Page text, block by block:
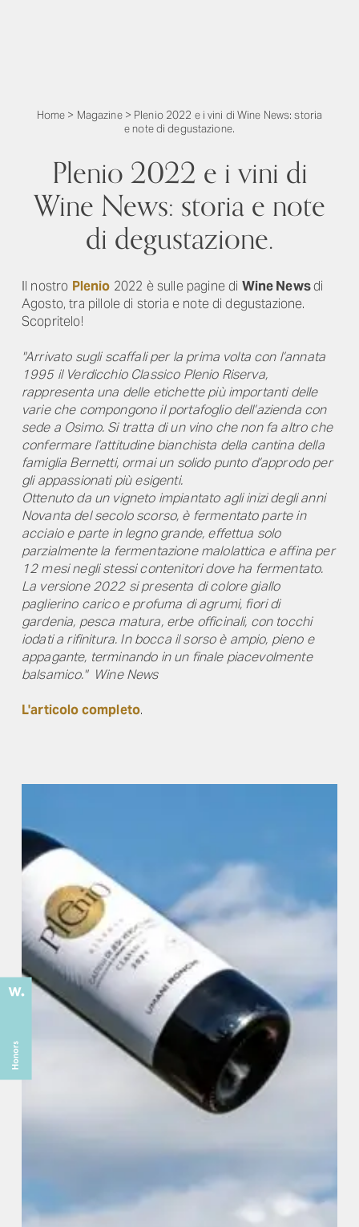
Home > Magazine> Plenio 2022 e i vini di Wine News: storia
e note di degustazione.
Plenio 2022 e i vini di
Wine News: storia e note
di degustazione.
Il nostro Plenio 2022 è sulle pagine di Wine Newsdi
Agosto, tra pillole di storia e note di degustazione.
Scopritelo!
"Arrivato sugli scaffali per la prima volta con l’annata
1995 il Verdicchio Classico Plenio Riserva,
rappresenta una delle etichette più importanti delle
varie che compongono il portafoglio dell’azienda con
sede a Osimo. Si tratta di un vino che non fa altro che
confermare l’attitudine bianchista della cantina della
famiglia Bernetti, ormai un solido punto d’approdo per
gli appassionati più esigenti.
Ottenuto da un vigneto impiantato agli inizi degli anni
Novanta del secolo scorso, è fermentato parte in
acciaio e parte in legno grande, effettua solo
parzialmente la fermentazione malolattica e affina per
12 mesi negli stessi contenitori dove ha fermentato.
La versione 2022 si presenta di colore giallo
paglierino carico e profuma di agrumi, fiori di
gardenia, pesca matura, erbe officinali, con tocchi
iodati a rifinitura. In bocca il sorso è ampio, pieno e
appagante, terminando in un finale piacevolmente
balsamico." Wine News
L'articolo completo.